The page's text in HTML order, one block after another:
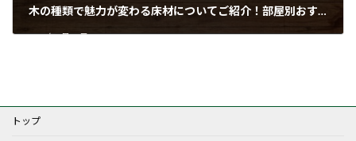
木の種類で魅力が変わる床材についてご紹介！部屋別おすすめの床材も解説します！
2024年4月12日
トップ